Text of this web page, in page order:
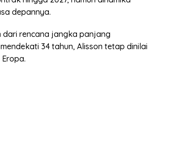
depannya.
dari rencana jangka panjang
34 tahun, Alisson tetap dinilai